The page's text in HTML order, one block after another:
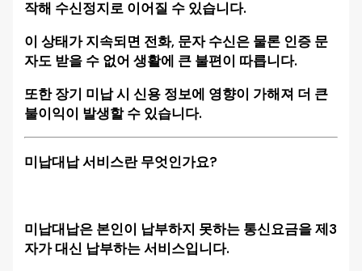
작해 수신정지로 이어질 수 있습니다.
이 상태가 지속되면 전화, 문자 수신은 물론 인증 문
자도 받을 수 없어 생활에 큰 불편이 따릅니다.
또한 장기 미납 시 신용 정보에 영향이 가해져 더 큰
불이익이 발생할 수 있습니다.
미납대납 서비스란 무엇인가요?
미납대납은 본인이 납부하지 못하는 통신요금을 제3
자가 대신 납부하는 서비스입니다.